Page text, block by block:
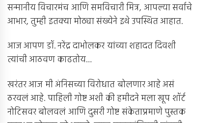
सन्मानीय विचारमंच आणि समविचारी मित्र, आपल्या सर्वाचे
आभार, तुम्ही इतक्या मोठ्या संख्येने इथे उपस्थित आहात.
आज आपण डॉ. नरेंद्र दाभोलकर यांच्या शहादत दिवशी
त्यांची आठवण काढतोय…
खरंतर आज मी अंनिसच्या विरोधात बोलणार आहे असं
ठरवलं आहे. पाहिली गोष्ट अशी की हमीदने मला खूप शॉर्ट
नोटिसवर बोलवलं आणि दुसरी गोष्ट संकेताप्रमाणे पुस्तक